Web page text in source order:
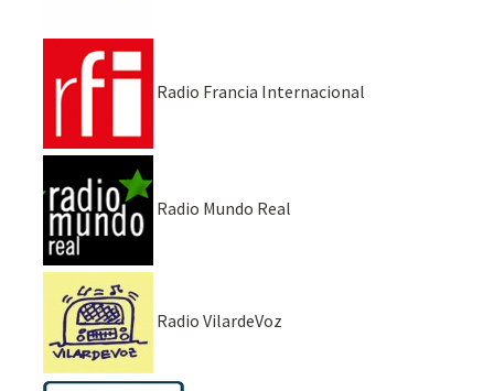
Radio Francia Internacional
Radio Mundo Real
Radio VilardeVoz